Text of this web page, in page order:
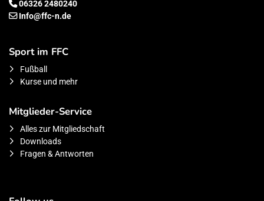
06326 2480240
Info@ffc-n.de
Sport im FFC
Fußball
Kurse und mehr
Mitglieder-Service
Alles zur Mitgliedschaft
Downloads
Fragen & Antworten